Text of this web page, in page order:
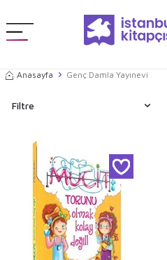
Anasayfa Genç Damla Yayınevi
Filtre